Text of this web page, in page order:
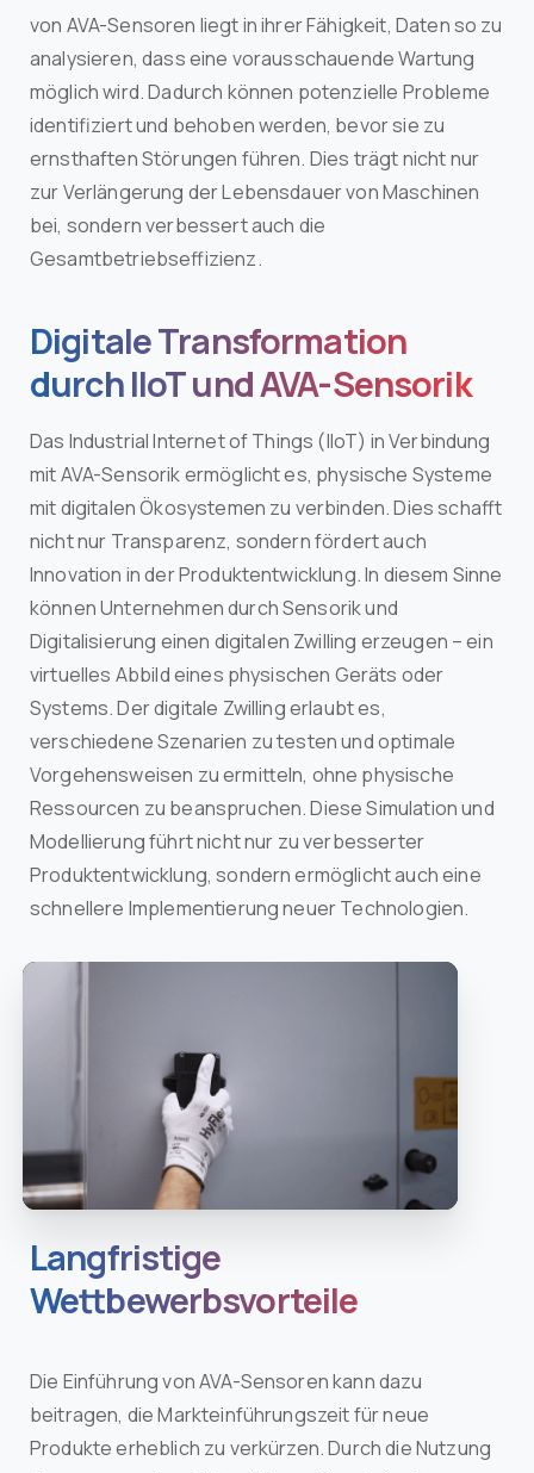
von AVA-Sensoren liegt in ihrer Fähigkeit, Daten so zu
analysieren, dass eine vorausschauende Wartung
möglich wird. Dadurch können potenzielle Probleme
identifiziert und behoben werden, bevor sie zu
ernsthaften Störungen führen. Dies trägt nicht nur
zur Verlängerung der Lebensdauer von Maschinen
bei, sondern verbessert auch die
Gesamtbetriebseffizienz.
Digitale Transformation
durch IIoT und AVA-Sensorik
Das Industrial Internet of Things (IIoT) in Verbindung
mit AVA-Sensorik ermöglicht es, physische Systeme
mit digitalen Ökosystemen zu verbinden. Dies schafft
nicht nur Transparenz, sondern fördert auch
Innovation in der Produktentwicklung. In diesem Sinne
können Unternehmen durch Sensorik und
Digitalisierung einen digitalen Zwilling erzeugen – ein
virtuelles Abbild eines physischen Geräts oder
Systems. Der digitale Zwilling erlaubt es,
verschiedene Szenarien zu testen und optimale
Vorgehensweisen zu ermitteln, ohne physische
Ressourcen zu beanspruchen. Diese Simulation und
Modellierung führt nicht nur zu verbesserter
Produktentwicklung, sondern ermöglicht auch eine
schnellere Implementierung neuer Technologien.
Langfristige
Wettbewerbsvorteile
Die Einführung von AVA-Sensoren kann dazu
beitragen, die Markteinführungszeit für neue
Produkte erheblich zu verkürzen. Durch die Nutzung